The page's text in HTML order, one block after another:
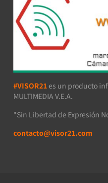
#VISOR21 es un producto
MULTIMEDIA V.E.A.
"Sin Libertad de Expresión
contacto@visor21.com